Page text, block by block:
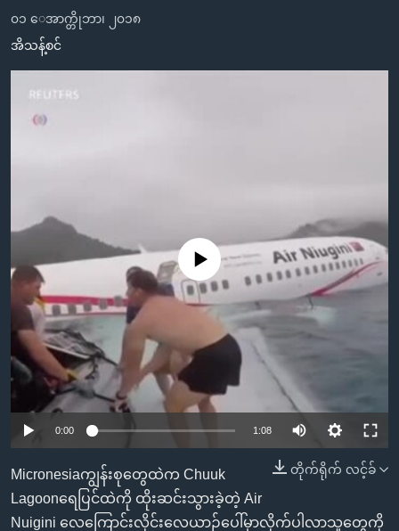
ကျော်
ကြည့်
ကြည့်
ရှာဖွေ
နေရာ
ကျော်
အမေရိကန်သုံးအီဒီယံ
မကြေးမုံရဲ့ အင်္ဂလိပ်စာ
ရုပ်ရှင်ထဲက အင်္ဂလိပ်စာ
သုတပဒေသာ အင်္ဂလိပ်စာ
အပတ်စဉ်ကဏ္ဍများ
ရေဒီယို
တီဗွီ
ရေဒီယိုနှင့်ရုပ်သံ အချက်အလက်များ
ရေဒီယို/တီဗွီအစီအစဉ်
ဘာသာစကားများ
၀၁ ေအာက္တိုဘာ၊ ၂၀၁၈
အိသန့်စင်
No media source currently available
0:00 1:08
တိုက်ရိုက် လင့်ခ်
Micronesiaကျွန်းစုတွေထဲက Chuuk
Lagoonရေပြင်ထဲကို ထိုးဆင်းသွားခဲ့တဲ့ Air
Nuigini လေကြောင်းလိုင်းလေယာဉ်ပေါ်မှာလိုက်ပါလာသူတွေကို